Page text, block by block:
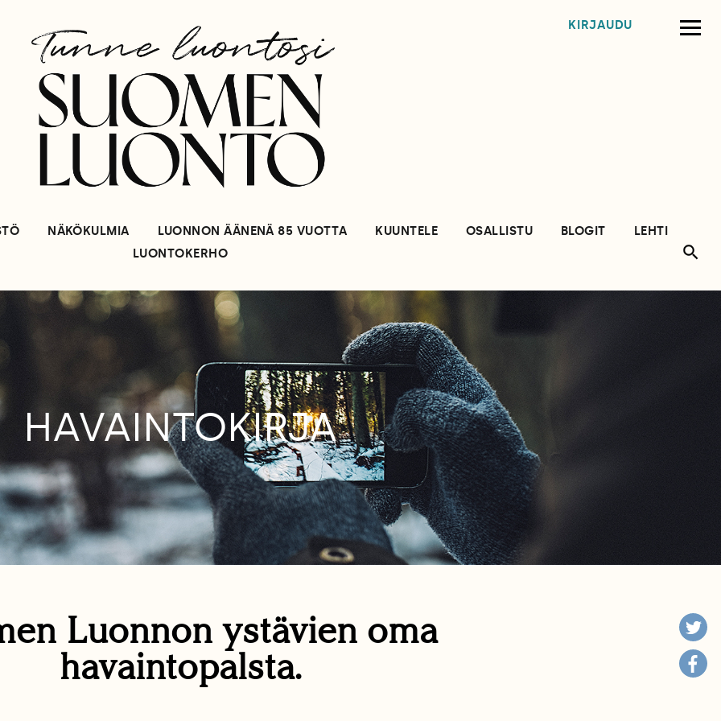
KIRJAUDU
NÄKÖKULMIA LUONNON ÄÄNENÄ 85 VUOTTA KUUNTELE OSALLISTU BLOGIT
LEHTI
LUONTOKERHO
HAVAINTOKIRJA
Luonnon ystävien oma
havaintopalsta.